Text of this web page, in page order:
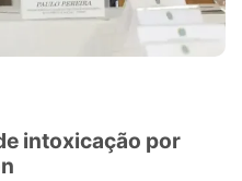
intoxicação por